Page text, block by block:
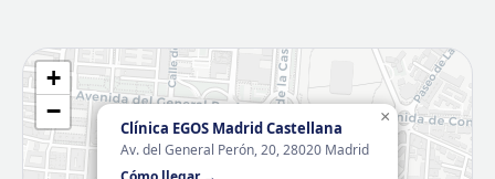
Clínica EGOS Madrid Castellana
Av. del General Perón, 20, 28020 Madrid
×
+
−